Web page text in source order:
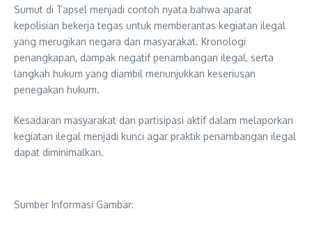
Sumut di Tapsel menjadi contoh nyata bahwa aparat
kepolisian bekerja tegas untuk memberantas kegiatan ilegal
yang merugikan negara dan masyarakat. Kronologi
penangkapan, dampak negatif penambangan ilegal, serta
langkah hukum yang diambil menunjukkan keseriusan
penegakan hukum.
Kesadaran masyarakat dan partisipasi aktif dalam melaporkan
kegiatan ilegal menjadi kunci agar praktik penambangan ilegal
dapat diminimalkan.
Sumber Informasi Gambar: